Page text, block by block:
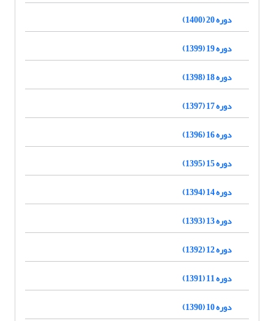
دوره 20 (1400)
دوره 19 (1399)
دوره 18 (1398)
دوره 17 (1397)
دوره 16 (1396)
دوره 15 (1395)
دوره 14 (1394)
دوره 13 (1393)
دوره 12 (1392)
دوره 11 (1391)
دوره 10 (1390)